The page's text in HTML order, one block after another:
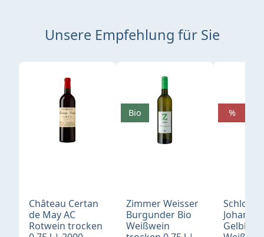
Unsere Empfehlung für Sie
Produktgalerie überspringen
Château Certan
de May AC
Rotwein trocken
Zimmer Weisser
Burgunder Bio
Weißwein
Bio
Schloß
Gelblack
%